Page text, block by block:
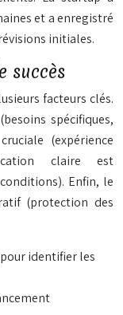
et a enregistré
initiales.
succès
facteurs clés.
spécifiques,
(expérience
claire est
Enfin, le
(protection des
identifier les